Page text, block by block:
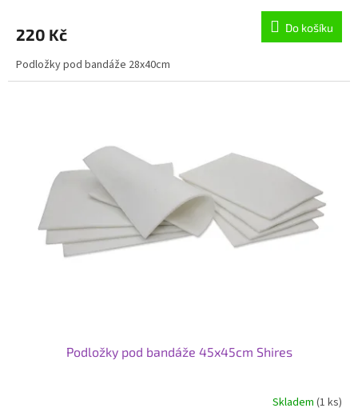
220 Kč Do košíku
Podložky pod bandáže 28x40cm
Podložky pod bandáže 45x45cm Shires
Skladem (1 ks)